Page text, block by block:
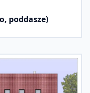
poddasze)